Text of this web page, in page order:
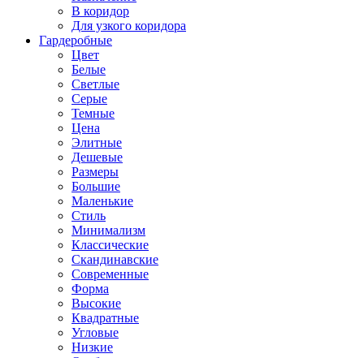
В коридор
Для узкого коридора
Гардеробные
Цвет
Белые
Светлые
Серые
Темные
Цена
Элитные
Дешевые
Размеры
Большие
Маленькие
Стиль
Минимализм
Классические
Скандинавские
Современные
Форма
Высокие
Квадратные
Угловые
Низкие